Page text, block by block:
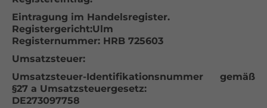
Eintragung im Handelsregister.
Registergericht:Ulm
Registernummer: HRB 725603
Umsatzsteuer:
Umsatzsteuer-Identifikationsnummer gemäß
§27 a Umsatzsteuergesetz:
DE273097758